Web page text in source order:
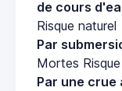
de cours
Risque naturel
Par
Mortes
Par une crue